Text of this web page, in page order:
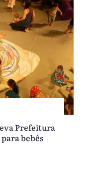
Prefeitura
bebês